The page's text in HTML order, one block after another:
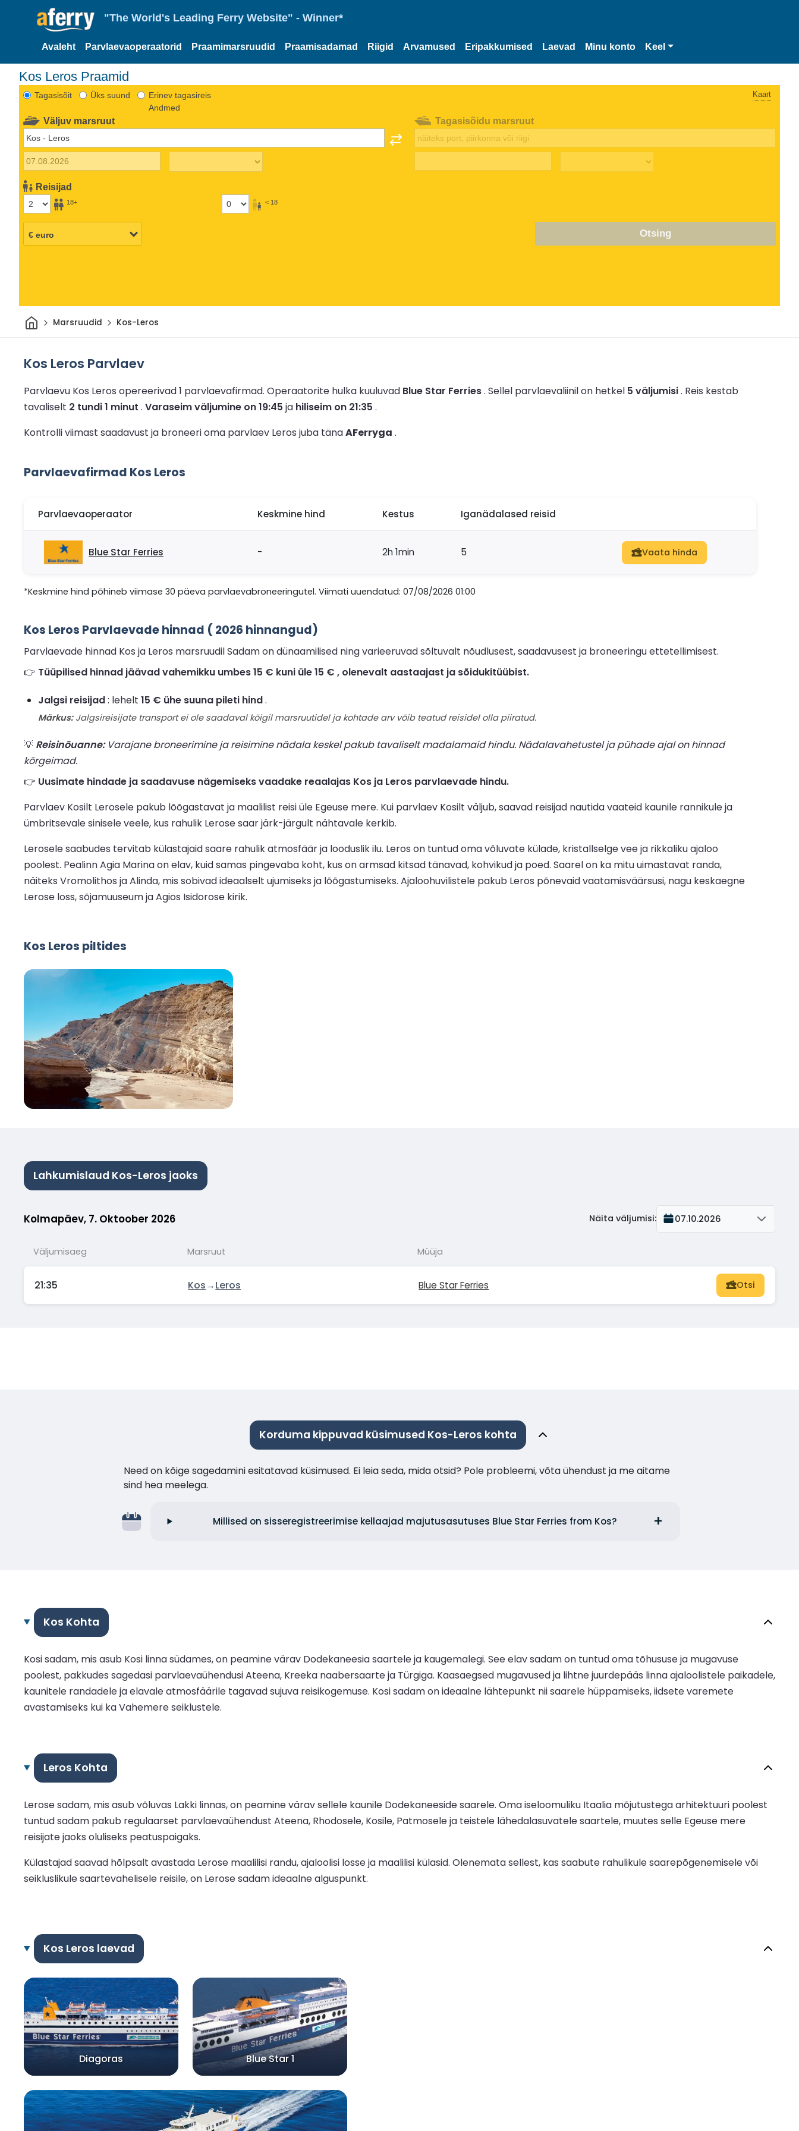
"The World's Leading Ferry Website" - Winner*
Avaleht Parvlaevaoperaatorid Praamimarsruudid Praamisadamad Riigid Arvamused Eripakkumised Laevad Minu konto Keel
Kos Leros Praamid
Tagasisõit Üks suund
Erinev tagasireis
Andmed
Kaart
Väljuv marsruut
Reisijad
18+ < 18
Tagasisõidu marsruut
Otsing
Avaleht
Marsruudid Kos-Leros
Kos Leros Parvlaev
Parvlaevu Kos Leros opereerivad 1 parvlaevafirmad. Operaatorite hulka kuuluvad Blue Star Ferries. Sellel parvlaevaliinil on hetkel 5 väljumisi. Reis kestab
tavaliselt 2 tundi 1 minut . Varaseim väljumine on 19:45 ja hiliseim on 21:35 .
Kontrolli viimast saadavust ja broneeri oma parvlaev Leros juba tänaAFerryga .
Parvlaevafirmad Kos Leros
Parvlaevaoperaator Keskmine hind Kestus Iganädalased reisid
Blue Star Ferries - 2h 1min 5 Vaata hinda
*Keskmine hind põhineb viimase 30 päeva parvlaevabroneeringutel. Viimati uuendatud: 07/08/2026 01:00
Kos Leros Parvlaevade hinnad ( 2026 hinnangud)
Parvlaevade hinnad Kos ja Leros marsruudil Sadam on dünaamilised ning varieeruvad sõltuvalt nõudlusest, saadavusest ja broneeringu ettetellimisest.
👉 Tüüpilised hinnad jäävad vahemikku umbes 15 € kuni üle 15 € , olenevalt aastaajast ja sõidukitüübist.
Jalgsi reisijad: lehelt 15 € ühe suuna pileti hind.
Märkus:Jalgsireisijate transport ei ole saadaval kõigil marsruutidel ja kohtade arv võib teatud reisidel olla piiratud.
💡 Reisinõuanne:Varajane broneerimine ja reisimine nädala keskel pakub tavaliselt madalamaid hindu. Nädalavahetustel ja pühade ajal on hinnad
kõrgeimad.
👉 Uusimate hindade ja saadavuse nägemiseks vaadake reaalajas Kos ja Leros parvlaevade hindu.
Parvlaev Kosilt Lerosele pakub lõõgastavat ja maalilist reisi üle Egeuse mere. Kui parvlaev Kosilt väljub, saavad reisijad nautida vaateid kaunile rannikule ja
ümbritsevale sinisele veele, kus rahulik Lerose saar järk-järgult nähtavale kerkib.
Lerosele saabudes tervitab külastajaid saare rahulik atmosfäär ja looduslik ilu. Leros on tuntud oma võluvate külade, kristallselge vee ja rikkaliku ajaloo
poolest. Pealinn Agia Marina on elav, kuid samas pingevaba koht, kus on armsad kitsad tänavad, kohvikud ja poed. Saarel on ka mitu uimastavat randa,
näiteks Vromolithos ja Alinda, mis sobivad ideaalselt ujumiseks ja lõõgastumiseks. Ajaloohuvilistele pakub Leros põnevaid vaatamisväärsusi, nagu keskaegne
Lerose loss, sõjamuuseum ja Agios Isidorose kirik.
Kos Leros piltides
Lahkumislaud Kos-Leros jaoks
Kolmapäev, 7. Oktoober 2026 Näita väljumisi: 07.10.2026
Väljumisaeg Marsruut Müüja
21:35 Kos→Leros Blue Star Ferries Otsi
Korduma kippuvad küsimused Kos-Leros kohta
Need on kõige sagedamini esitatavad küsimused. Ei leia seda, mida otsid? Pole probleemi, võta ühendust ja me aitame
sind hea meelega.
Millised on sisseregistreerimise kellaajad majutusasutuses Blue Star Ferries from Kos?
Kos Kohta
Kosi sadam, mis asub Kosi linna südames, on peamine värav Dodekaneesia saartele ja kaugemalegi. See elav sadam on tuntud oma tõhususe ja mugavuse
poolest, pakkudes sagedasi parvlaevaühendusi Ateena, Kreeka naabersaarte ja Türgiga. Kaasaegsed mugavused ja lihtne juurdepääs linna ajaloolistele paikadele,
kaunitele randadele ja elavale atmosfäärile tagavad sujuva reisikogemuse. Kosi sadam on ideaalne lähtepunkt nii saarele hüppamiseks, iidsete varemete
avastamiseks kui ka Vahemere seiklustele.
Leros Kohta
Lerose sadam, mis asub võluvas Lakki linnas, on peamine värav sellele kaunile Dodekaneeside saarele. Oma iseloomuliku Itaalia mõjutustega arhitektuuri poolest
tuntud sadam pakub regulaarset parvlaevaühendust Ateena, Rhodosele, Kosile, Patmosele ja teistele lähedalasuvatele saartele, muutes selle Egeuse mere
reisijate jaoks oluliseks peatuspaigaks.
Külastajad saavad hõlpsalt avastada Lerose maalilisi randu, ajaloolisi losse ja maalilisi külasid. Olenemata sellest, kas saabute rahulikule saarepõgenemisele või
seikluslikule saartevahelisele reisile, on Lerose sadam ideaalne alguspunkt.
Kos Leros laevad
Diagoras Blue Star 1